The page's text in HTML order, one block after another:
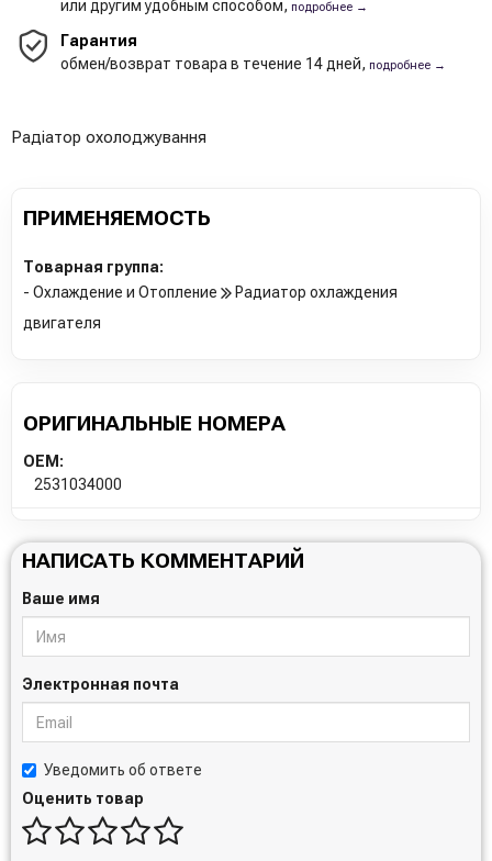
или другим удобным способом, подробнее →
Гарантия
обмен/возврат товара в течение 14 дней, подробнее →
Радіатор охолоджування
ПРИМЕНЯЕМОСТЬ
Товарная группа:
- Охлаждение и Отопление
Радиатор охлаждения
двигателя
ОРИГИНАЛЬНЫЕ НОМЕРА
OEM:
2531034000
НАПИСАТЬ КОММЕНТАРИЙ
Ваше имя
Электронная почта
Уведомить об ответе
Оценить товар